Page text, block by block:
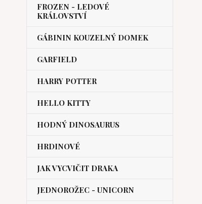
FROZEN - LEDOVÉ
KRÁLOVSTVÍ
GÁBININ KOUZELNÝ DOMEK
GARFIELD
HARRY POTTER
HELLO KITTY
HODNÝ DINOSAURUS
HRDINOVÉ
JAK VYCVIČIT DRAKA
JEDNOROŽEC - UNICORN